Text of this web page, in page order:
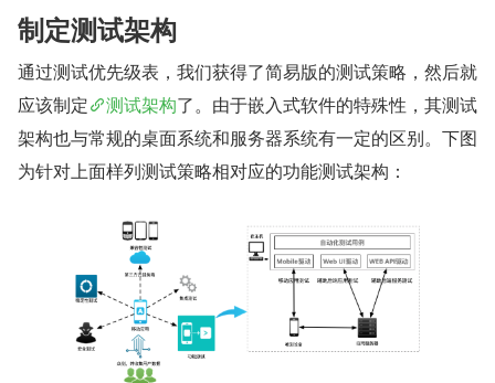
制定测试架构
通过测试优先级表，我们获得了简易版的测试策略，然后就
应该制定
测试架构了。由于嵌入式软件的特殊性，其测试
架构也与常规的桌面系统和服务器系统有一定的区别。下图
为针对上面样列测试策略相对应的功能测试架构：